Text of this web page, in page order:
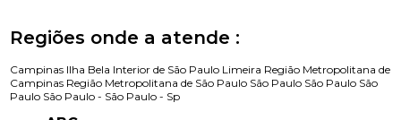
Regiões onde a atende :
Campinas Ilha Bela Interior de São Paulo Limeira Região Metropolitana de
Campinas Região Metropolitana de São Paulo São Paulo São Paulo São
Paulo São Paulo - São Paulo - Sp